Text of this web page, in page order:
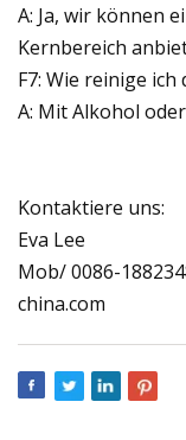
A: Ja, wir können
Kernbereich
F7: Wie reinige
A: Mit Alkohol
Kontaktiere uns:
Eva Lee
Mob/ 0086-
china.com